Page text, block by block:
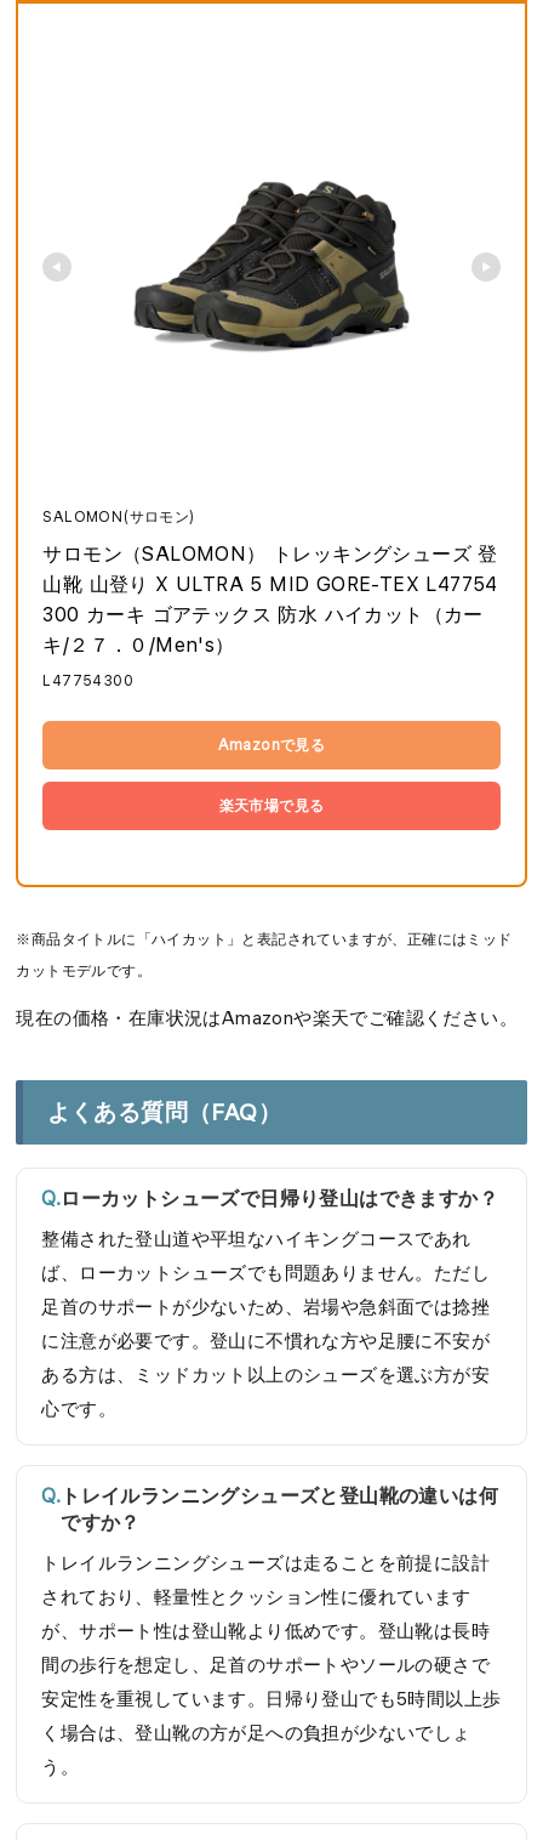
SALOMON(サロモン)
サロモン（SALOMON） トレッキングシューズ 登
山靴 山登り X ULTRA 5 MID GORE-TEX L47754
300 カーキ ゴアテックス 防水 ハイカット（カー
キ/２７．０/Men's）
L47754300
Amazonで見る
楽天市場で見る
※商品タイトルに「ハイカット」と表記されていますが、正確にはミッド
カットモデルです。
現在の価格・在庫状況はAmazonや楽天でご確認ください。
よくある質問（FAQ）
ローカットシューズで日帰り登山はできますか？
整備された登山道や平坦なハイキングコースであれ
ば、ローカットシューズでも問題ありません。ただし
足首のサポートが少ないため、岩場や急斜面では捻挫
に注意が必要です。登山に不慣れな方や足腰に不安が
ある方は、ミッドカット以上のシューズを選ぶ方が安
心です。
トレイルランニングシューズと登山靴の違いは何
ですか？
トレイルランニングシューズは走ることを前提に設計
されており、軽量性とクッション性に優れています
が、サポート性は登山靴より低めです。登山靴は長時
間の歩行を想定し、足首のサポートやソールの硬さで
安定性を重視しています。日帰り登山でも5時間以上歩
く場合は、登山靴の方が足への負担が少ないでしょ
う。